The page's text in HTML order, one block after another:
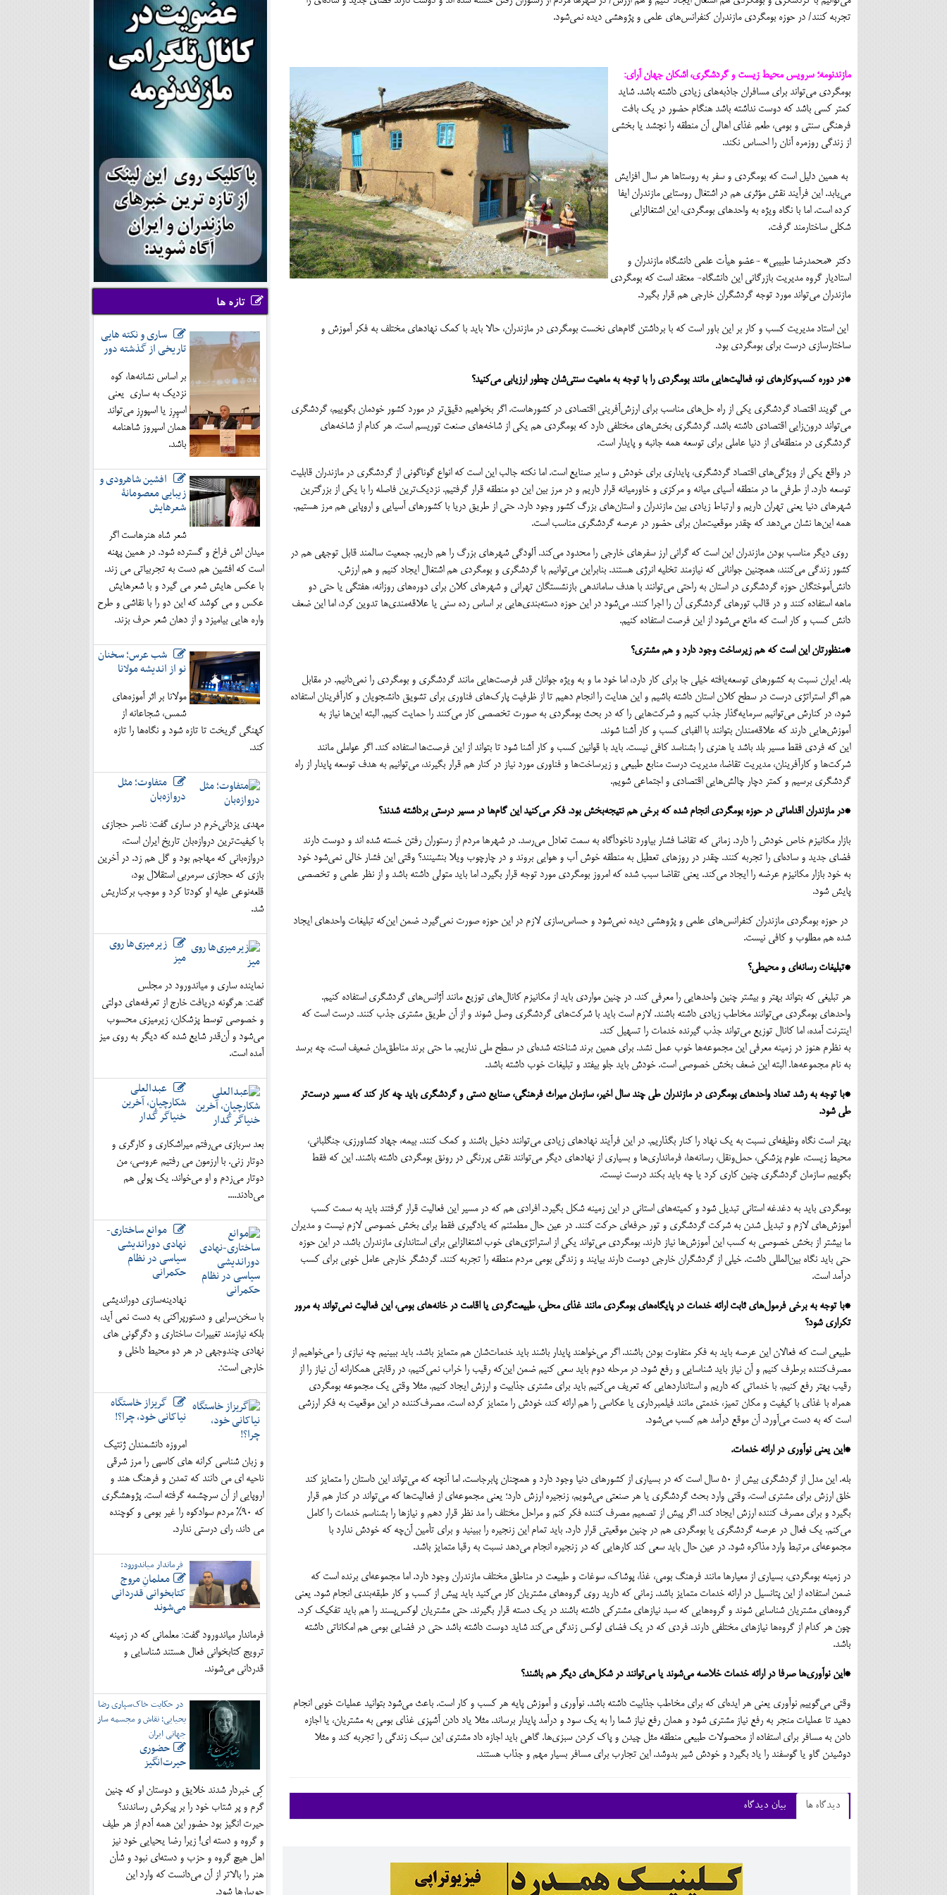
تجربه کنند/ در حوزه بومگردی مازندران کنفرانس‌های علمی و پژوهشی دیده نمی‌شود.
مازندنومه؛ سرویس محیط زیست و گردشگری، اشکان جهان آرای:
بومگردی می‌تواند برای مسافران جاذبه‌های زیادی داشته باشد. شاید
کمتر کسی باشد که دوست نداشته باشد هنگام حضور در یک بافت
فرهنگی سنتی و بومی، طعم غذای اهالی آن منطقه را نچشد یا بخشی
از زندگی روزمره آنان را احساس نکند.
به همین دلیل است که بومگردی و سفر به روستاها هر سال افزایش
می‌یابد. این فرآیند نقش مؤثری هم در اشتغال روستایی مازندران ایفا
کرده است. اما با نگاه ویژه به واحدهای بومگردی، این اشتغالزایی
شکلی ساختارمند گرفت.
دکتر «محمدرضا طبیبی» -عضو هیأت علمی دانشگاه مازندران و
استادیار گروه مدیریت بازرگانی این دانشگاه- معتقد است که بومگردی
مازندران می‌تواند مورد توجه گردشگران خارجی هم قرار بگیرد.
این استاد مدیریت کسب و کار بر این باور است که با برداشتن گام‌های نخست بومگردی در مازندران، حالا باید با کمک نهادهای مختلف به فکر آموزش و
ساختارسازی درست برای بومگردی بود.
*در دوره کسب‌وکارهای نو، فعالیت‌هایی مانند بومگردی را با توجه به ماهیت سنتی‌شان چطور ارزیابی می‌کنید؟
می گویند اقتصاد گردشگری یکی از راه حل‌های مناسب برای ارزش‌آفرینی اقتصادی در کشورهاست. اگر بخواهیم دقیق‌تر در مورد کشور خودمان بگوییم، گردشگری
می‌تواند درون‌زایی اقتصادی داشته باشد. گردشگری بخش‌های مختلفی دارد که بومگردی هم یکی از شاخه‌های صنعت توریسم است. هر کدام از شاخه‌های
گردشگری در منطقه‌ای از دنیا عاملی برای توسعه همه جانبه و پایدار است.
در واقع یکی از ویژگی‌های اقتصاد گردشگری، پایداری برای خودش و سایر صنایع است. اما نکته جالب این است که انواع گوناگونی از گردشگری در مازندران قابلیت
توسعه دارد. از طرفی ما در منطقه آسیای میانه و مرکزی و خاورمیانه قرار داریم و در مرز بین این دو منطقه قرار گرفتیم. نزدیک‌ترین فاصله را با یکی از بزرگترین
شهرهای دنیا یعنی تهران داریم و ارتباط زیادی بین مازندران و استان‌های بزرگ کشور وجود دارد. حتی از طریق دریا با کشورهای آسیایی و اروپایی هم مرز هستیم.
همه این‌ها نشان می‌دهد که چقدر موقعیت‌مان برای حضور در عرصه گردشگری مناسب است.
روی دیگر مناسب بودن مازندران این است که گرانی ارز سفرهای خارجی را محدود می‌کند. آلودگی شهرهای بزرگ را هم داریم. جمعیت سالمند قابل توجهی هم در
کشور زندگی می‌کنند، همچنین جوانانی که نیازمند تخلیه انرژی هستند. بنابراین می‌توانیم با گردشگری و بومگردی هم اشتغال ایجاد کنیم و هم ارزش.
دانش‌آموختگان حوزه گردشگری در استان به راحتی می‌توانند با هدف ساماندهی بازنشستگان تهرانی و شهرهای کلان برای دوره‌های روزانه، هفتگی یا حتی دو
ماهه استفاده کنند و در قالب تورهای گردشگری آن را اجرا کنند. می‌شود در این حوزه دسته‌بندی‌هایی بر اساس رده سنی یا علاقه‌مندی‌ها تدوین کرد، اما این ضعف
دانش کسب و کار است که مانع می‌شود از این فرصت استفاده کنیم.
*منظورتان این است که هم زیرساخت وجود دارد و هم مشتری؟
بله. ایران نسبت به کشورهای توسعه‌یافته خیلی جا برای کار دارد، اما خود ما و به ویژه جوانان قدر فرصت‌هایی مانند گردشگری و بومگردی را نمی‌دانیم. در مقابل
هم اگر استراتژی درست در سطح کلان استان داشته باشیم و این هدایت را انجام دهیم تا از ظرفیت پارک‌های فناوری برای تشویق دانشجویان و کارآفرینان استفاده
شود، در کنارش می‌توانیم سرمایه‌گذار جذب کنیم و شرکت‌هایی را که در بحث بومگردی به صورت تخصصی کار می‌کنند را حمایت کنیم. البته این‌ها نیاز به
آموزش‌هایی دارند که علاقه‌مندان بتوانند با الفبای کسب و کار آشنا شوند.
این که فردی فقط مسیر بلد باشد یا هنری را بشناسد کافی نیست. باید با قوانین کسب و کار آشنا شود تا بتواند از این فرصت‌ها استفاده کند. اگر عواملی مانند
شرکت‌ها و کارآفرینان، مدیریت تقاضا، مدیریت درست منابع طبیعی و زیرساخت‌ها و فناوری مورد نیاز در کنار هم قرار بگیرند، می‌توانیم به هدف توسعه پایدار از راه
گردشگری برسیم و کمتر دچار چالش‌هایی اقتصادی و اجتماعی شویم.
*در مازندران اقداماتی در حوزه بومگردی انجام شده که برخی هم نتیجه‌بخش بود. فکر می‌کنید این گام‌ها در مسیر درستی برداشته شدند؟
بازار مکانیزم خاص خودش را دارد. زمانی که تقاضا فشار بیاورد ناخودآگاه به سمت تعادل می‌رسد. در شهرها مردم از رستوران رفتن خسته شده اند و دوست دارند
فضای جدید و ساده‌ای را تجربه کنند. چقدر در روزهای تعطیل به منطقه خوش آب و هوایی بروند و در چارچوب ویلا بنشینند؟ وقتی این فشار خالی نمی‌شود خود
به خود بازار مکانیزم عرضه را ایجاد می‌کند. یعنی تقاضا سبب شده که امروز بومگردی مورد توجه قرار بگیرد. اما باید متولی داشته باشد و از نظر علمی و تخصصی
پایش شود.
در حوزه بومگردی مازندران کنفرانس‌های علمی و پژوهشی دیده نمی‌شود و حساس‌سازی لازم در این حوزه صورت نمی‌گیرد. ضمن این‌که تبلیغات واحدهای ایجاد
شده هم مطلوب و کافی نیست.
*تبلیغات رسانه‌ای و محیطی؟
هر تبلیغی که بتواند بهتر و بیشتر چنین واحدهایی را معرفی کند. در چنین مواردی باید از مکانیزم کانال‌های توزیع مانند آژانس‌های گردشگری استفاده کنیم.
واحدهای بومگردی می‌توانند مخاطب زیادی داشته باشند. لازم است باید با شرکت‌های گردشگری وصل شوند و از آن طریق مشتری جذب کنند. درست است که
اینترنت آمده، اما کانال توزیع می‌تواند جذب گیرنده خدمات را تسهیل کند.
به نظرم هنوز در زمینه معرفی این مجموعه‌ها خوب عمل نشد. برای همین برند شناخته شده‌ای در سطح ملی نداریم. ما حتی برند مناطق‌مان ضعیف است، چه برسد
به نام مجموعه‌ها. البته این ضعف بخش خصوصی است. خودش باید جلو بیفتد و تبلیغات خوب داشته باشد.
*با توجه به رشد تعداد واحدهای بومگردی در مازندران طی چند سال اخیر، سازمان میراث فرهنگی، صنایع دستی و گردشگری باید چه کار کند که مسیر درست‌تر
طی شود.
بهتر است نگاه وظیفه‌ای نسبت به یک نهاد را کنار بگذاریم. در این فرآیند نهادهای زیادی می‌توانند دخیل باشند و کمک کنند. بیمه، جهاد کشاورزی، جنگلبانی،
محیط زیست، علوم پزشکی، حمل‌ونقل، رسانه‌‌ها، فرمانداری‌ها و بسیاری از نهادهای دیگر می‌توانند نقش پررنگی در رونق بومگردی داشته باشند. این که فقط
بگوییم سازمان گردشگری چنین کاری کرد یا چه باید بکند درست نیست.
بومگردی باید به دغدغه استانی تبدیل شود و کمیته‌های استانی در این زمینه شکل بگیرد. افرادی هم که در مسیر این فعالیت قرار گرفتند باید به سمت کسب
آموزش‌های لازم و تبدیل شدن به شرکت گردشگری و تور حرفه‌ای حرکت کنند. در عین حال مطمئنم که یادگیری فقط برای بخش خصوصی لازم نیست و مدیران
ما بیشتر از بخش خصوصی به کسب این آموزش‌ها نیاز دارند. بومگردی می‌تواند یکی از استراتژی‌های خوب اشتغالزایی برای استانداری مازندران باشد. در این حوزه
حتی باید نگاه‌ بین‌المللی داشت. خیلی از گردشگران خارجی دوست دارند بیایند و زندگی بومی مردم منطقه را تجربه کنند. گردشگر خارجی عامل خوبی برای کسب
درآمد است.
*با توجه به برخی فرمول‌های ثابت ارائه خدمات در پایگاه‌های بومگردی مانند غذای محلی، طبیعت‌گردی یا اقامت در خانه‌های بومی، این فعالیت نمی‌تواند به مرور
تکراری شود؟
طبیعی است که فعالان این عرصه باید به فکر متفاوت بودن باشند. اگر می‌خواهند پایدار باشند باید خدمات‌شان هم متمایز باشد. باید ببینیم چه نیازی را می‌خواهیم از
مصرف‌کننده برطرف کنیم و آن نیاز باید شناسایی و رفع شود. در مرحله دوم باید سعی کنیم ضمن این‌که رقیب را خراب نمی‌کنیم، در رقابتی همکارانه آن نیاز را از
رقیب بهتر رفع کنیم. با خدماتی که داریم و استانداردهایی که تعریف می‌کنیم باید برای مشتری جذابیت و ارزش ایجاد کنیم. مثلا وقتی یک مجموعه بومگردی
همراه با غذای با کیفیت و مکان تمیز، خدمتی مانند فیلمبرداری یا عکاسی را هم ارائه کند، خودش را متمایز کرده است. مصرف‌کننده در این موقعیت به فکر ارزشی
است که به دست می‌آورد. آن موقع درآمد هم کسب می‌شود.
*این یعنی نوآوری در ارائه خدمات.
بله. این مدل از گردشگری بیش از 50 سال است که در بسیاری از کشورهای دنیا وجود دارد و همچنان پابرجاست. اما آنچه که می‌تواند این داستان را متمایز کند
خلق ارزش برای مشتری است. وقتی وارد بحث گردشگری یا هر صنعتی می‌شویم، زنجیره ارزش دارد؛ یعنی مجموعه‌ای از فعالیت‌ها که می‌تواند در کنار هم قرار
بگیرد و برای مصرف کننده ارزش ایجاد کند. اگر پیش از تصمیم مصرف کننده فکر کنم و مراحل مختلف را مد نظر قرار دهم و نیازها را بشناسم خدمات را کامل
می‌کنم. یک فعال در عرصه گردشگری یا بومگردی هم در چنین موقعیتی قرار دارد. باید تمام این زنجیره را ببینید و برای تأمین آن‌چه که خودش ندارد با
مجموعه‌ای مرتبط وارد مذاکره شود. در عین حال باید سعی کند کارهایی که در زنجیره انجام می‌دهد نسبت به رقبا متمایز باشد.
در زمینه بومگردی، بسیاری از معیارها مانند فرهنگ بومی، غذا، پوشاک، سوغات و طبیعت در مناطق مختلف مازندران وجود دارد. اما مجموعه‌ای برنده است که
ضمن استفاده از این پتانسیل در ارائه خدمات متمایز باشد. زمانی که دارید روی گروه‌های مشتریان کار می‌کنید باید پیش از کسب و کار طبقه‌بندی انجام شود. یعنی
گروه‌های مشتریان شناسایی شوند و گروه‌هایی که سبد نیازهای مشترکی داشته باشند در یک دسته قرار بگیرند. حتی مشتریان لوکس‌پسند را هم باید تفکیک کرد.
چون هر کدام از گروه‌ها نیازهای مختلفی دارند. فردی که در یک فضای لوکس زندگی می‌کند شاید دوست داشته باشد حتی در فضایی بومی هم امکاناتی داشته
باشد.
*این نوآوری‌ها صرفا در ارائه خدمات خلاصه می‌شوند یا می‌توانند در شکل‌های دیگر هم باشند؟
وقتی می‌گوییم نوآوری یعنی هر ایده‌ای که برای مخاطب جذابیت داشته باشد. نوآوری و آموزش پایه هر کسب و کار است. باعث می‌شود بتوانید عملیات خوبی انجام
دهید تا عملیات منجر به رفع نیاز مشتری شود و همان رفع نیاز شما را به یک سود و درآمد پایدار برساند. مثلا یاد دادن آشپزی غذای بومی به مشتریان، یا اجازه
دادن به مسافر برای استفاده از محصولات طبیعی منطقه مثل چیدن و پاک کردن سبزی‌ها. گاهی باید اجازه داد مشتری این سبک زندگی را تجربه کند و مثلا
دوشیدن گاو یا گوسفند را یاد بگیرد و خودش شیر بدوشد. این تجارب برای مسافر بسیار مهم و جذاب هستند.
دیدگاه ها بیان دیدگاه
تازه ها
ساری و نکته هایی
تاریخی از گذشته دور
بر اساس نشانه‌ها، کوه
نزدیک به ساری یعنی
اسپِرِز یا اسپورِز می‌تواند
همان اسپروز شاهنامه
باشد.
افشین شاهرودی و
زیبایی معصومانۀ
شعرهایش
شعر شاه هنرهاست اگر
میدان اش فراخ و گسترده شود. در همین پهنه
است که افشین هم دست به تجربیاتی می زند.
با عکس هایش شعر می گیرد و با شعرهایش
عکس و می کوشد که این دو را با نقاشی و طرح
واره هایی بیامیزد و از دهان شعر حرف بزند.
شب عرس؛ سخنان
نو از اندیشه مولانا
مولانا بر اثر آموزه‌های
شمس، شجاعانه از
کهنگی گریخت تا تازه شود و نگاه‌ها را تازه
کند.
متفاوت؛ مثل
دروازه‌بان
مهدی یزدانی‌خرم در ساری گفت: ناصر حجازی
با کیفیت‌ترین دروازه‌بان تاریخ ایران است،
دروازه‌بانی که مهاجم بود و گل هم زد. در آخرین
بازی که حجازی سرمربی استقلال بود،
قلعه‌نوعی علیه او کودتا کرد و موجب برکناریش
شد.
زیرمیزی‌ها روی
میز
نماینده ساری و میاندورود در مجلس
گفت: هرگونه دریافت خارج از تعرفه‌های دولتی
و خصوصی توسط پزشکان، زیرمیزی محسوب
می‌شود و آن‌قدر شایع شده که دیگر به روی میز
آمده است.
عبدالعلی
شکارچیان، آخرین
خنیاگر گُدار
بعد سربازی می‌رفتم میراشکاری و کارگری و
دوتار زنی. با ارزمون می رفتیم عروسی، من
دوتار می‌زدم و او می‌خواند. یک پولی هم
می‌دادند....
موانع ساختاری-
نهادی دوراندیشی
سیاسی در نظام
حکمرانی
نهادینه‌سازی دوراندیشی
با سخن‌سرایی و دستورپراکنی به دست نمی آید،
بلکه نیازمند تغییرات ساختاری و دگرگونی های
نهادی چندوجهی در هر دو محیط داخلی و
خارجی است؛.
گریزاز خاستگاه
نیاکانی خود، چرا؟!
امروزه دانشمندان ژنتیک
و زبان شناسی کرانه های کاسپی را مرز شرقی
ناحیه ای می دانند که تمدن و فرهنگ هند و
اروپایی از آن سرچشمه گرفته است. پژوهشگری
که 90% مردم سوادکوه را غیر بومی و کوچنده
می داند، رای درستی ندارد.
فرماندار میاندورود:
معلمانِ مروج
کتابخوانی قدردانی
می‌شوند
فرماندار میاندورود گفت: معلمانی که در زمینه
ترویج کتابخوانی فعال هستند شناسایی و
قدردانی می‌شوند.
در حکایت خاک‌سپاری رضا
یحیایی؛ نقاش و مجسمه ساز
جهانی ایران
حضوری
حیرت‌انگیز
کِی خبردار شدند خلایق و دوستان او که چنین
گرم و پر شتاب خود را بر پیکرش رساندند؟
حیرت انگیز بود حضور این همه آدم از هر طیف
و گروه و دسته ای! زیرا رضا یحیایی خود نیز
اهل هیچ گروه و حزب و دسته‌ای نبود و شأن
هنر را بالاتر از آن می‌دانست که وارد این
جویبارها شود.